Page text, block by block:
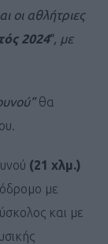
οι αθλήτριες
2024″, με
θα
(21 χλμ.)
με
και με